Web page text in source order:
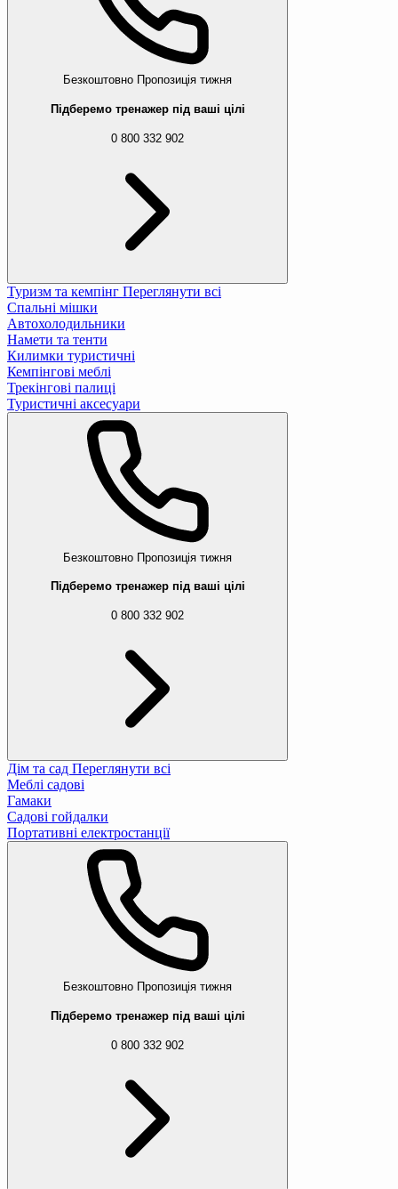
Безкоштовно Пропозиція тижня
Підберемо тренажер під ваші цілі
0 800 332 902
Туризм та кемпінг Переглянути всі
Спальні мішки
Автохолодильники
Намети та тенти
Килимки туристичні
Кемпінгові меблі
Трекінгові палиці
Туристичні аксесуари
Безкоштовно Пропозиція тижня
Підберемо тренажер під ваші цілі
0 800 332 902
Дім та сад Переглянути всі
Меблі садові
Гамаки
Садові гойдалки
Портативні електростанції
Безкоштовно Пропозиція тижня
Підберемо тренажер під ваші цілі
0 800 332 902